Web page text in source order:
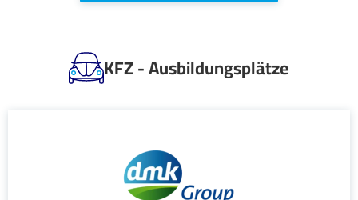
KFZ - Ausbildungsplätze